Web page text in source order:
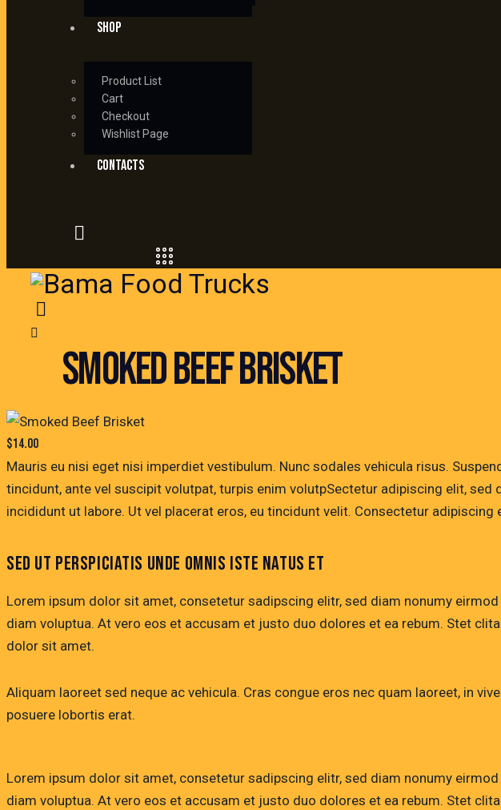
SHOP
Product List
Cart
Checkout
Wishlist Page
CONTACTS
SMOKED BEEF BRISKET
$14.00
Mauris eu nisi eget nisi imperdiet vestibulum. Nunc sodales vehicula risus.
tincidunt, ante vel suscipit volutpat, turpis enim volutpSectetur adipiscing elit,
incididunt ut labore. Ut vel placerat eros, eu tincidunt velit. Consectetur adipiscing
SED UT PERSPICIATIS UNDE OMNIS ISTE NATUS ET
Lorem ipsum dolor sit amet, consetetur sadipscing elitr, sed diam nonumy
diam voluptua. At vero eos et accusam et justo duo dolores et ea rebum. Stet
dolor sit amet.
Aliquam laoreet sed neque ac vehicula. Cras congue eros nec quam laoreet, in
posuere lobortis erat.
Lorem ipsum dolor sit amet, consetetur sadipscing elitr, sed diam nonumy
diam voluptua. At vero eos et accusam et justo duo dolores et ea rebum. Stet